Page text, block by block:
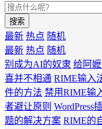
搜索
最新 热点 随机
最新 热点 随机
别成为AI的奴隶 给阿
喜并不相通 RIME输入
件的方法 禁用RIME输
者避让原则 WordPress
题的解决方案 RIME的